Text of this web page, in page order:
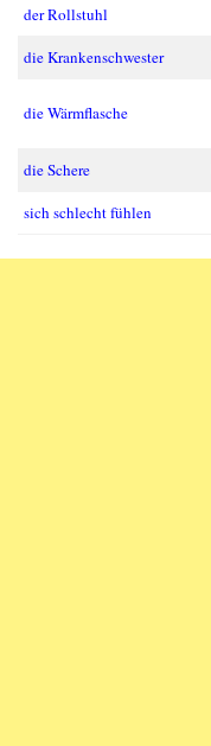
der Rollstuhl
die Krankenschwester
die Wärmflasche
die Schere
sich schlecht fühlen